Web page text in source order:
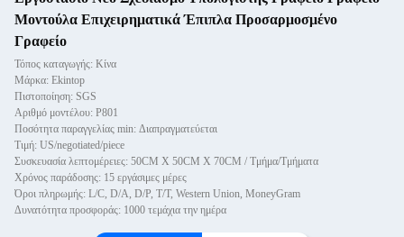
Μοντούλα Επιχειρηματικά Έπιπλα Προσαρμοσμένο
Γραφείο
Τόπος καταγωγής: Κίνα
Μάρκα: Ekintop
Πιστοποίηση: SGS
Αριθμό μοντέλου: P801
Ποσότητα παραγγελίας min: Διαπραγματεύεται
Τιμή: US/negotiated/piece
Συσκευασία λεπτομέρειες: 50CM X 50CM X 70CM / Τμήμα/Τμήματα
Χρόνος παράδοσης: 15 εργάσιμες μέρες
Όροι πληρωμής: L/C, D/A, D/P, T/T, Western Union, MoneyGram
Δυνατότητα προσφοράς: 1000 τεμάχια την ημέρα